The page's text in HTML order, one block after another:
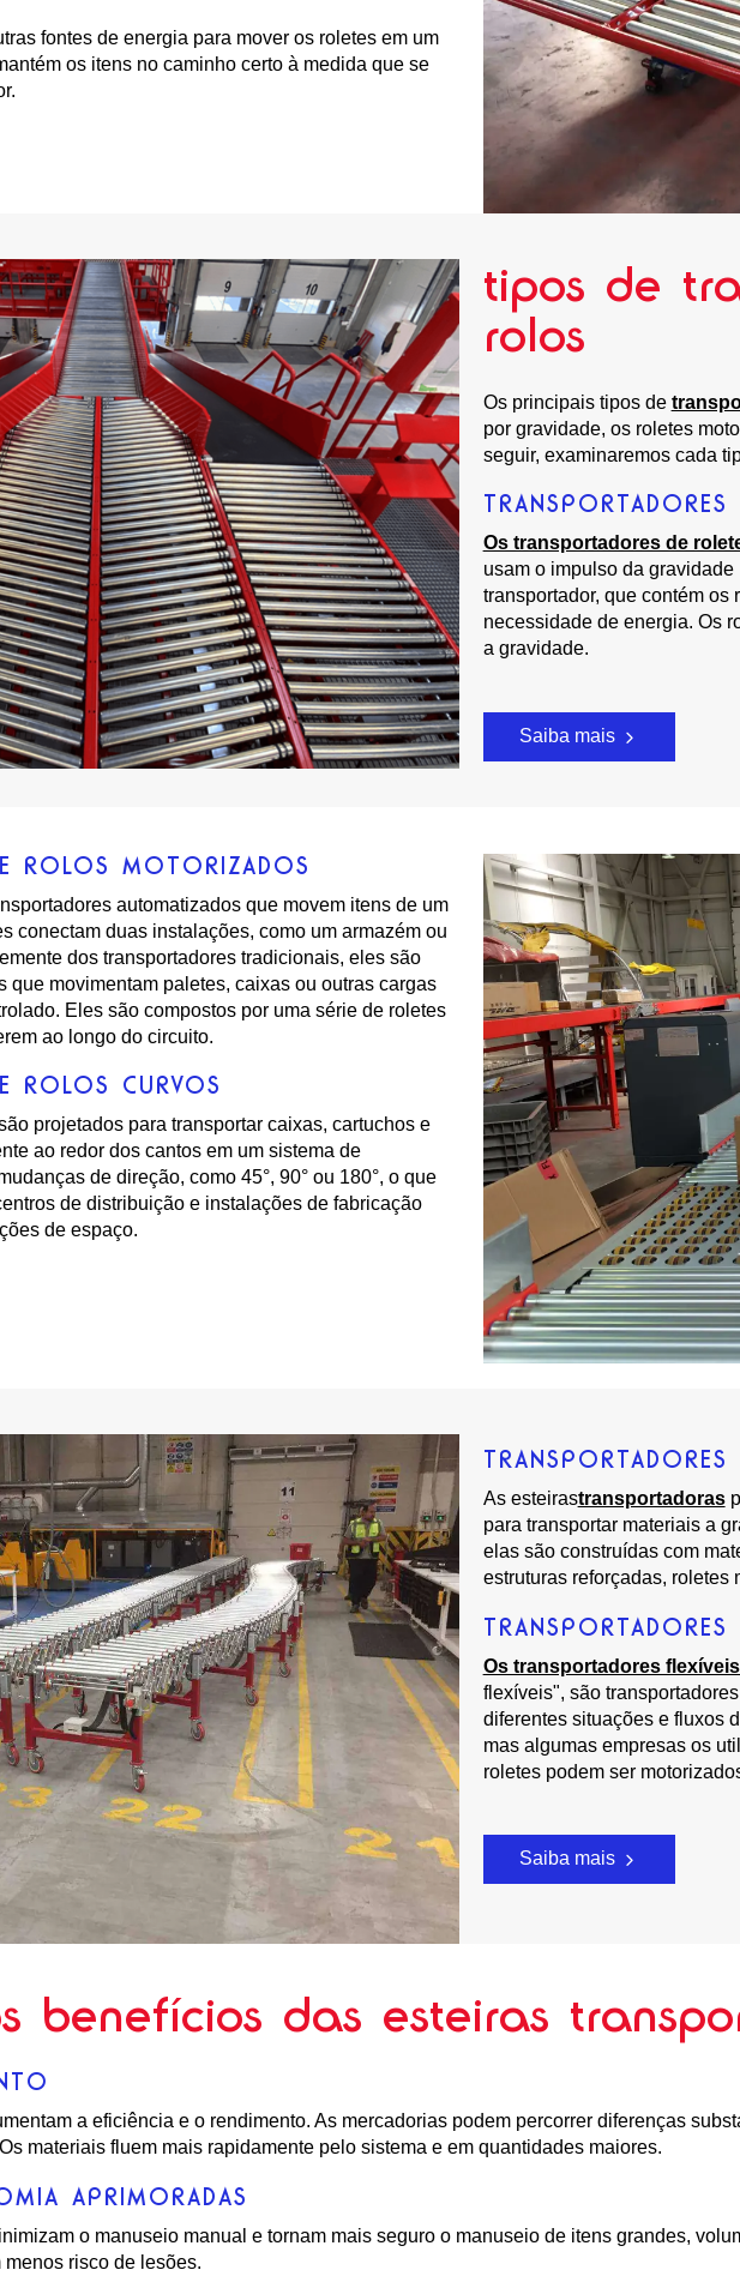
fontes de energia para mover os roletes em um
os itens no caminho certo à medida que se
tipos de
rolos
Os principais tipos de
por gravidade, os roletes
seguir, examinaremos cada
Os transportadores de
usam o impulso da
transportador, que contém
necessidade de energia. Os
a gravidade.
Saiba mais
ROLOS MOTORIZADOS
automatizados que movem itens de um
conectam duas instalações, como um armazém ou
dos transportadores tradicionais, eles são
que movimentam paletes, caixas ou outras cargas
Eles são compostos por uma série de roletes
ao longo do circuito.
ROLOS CURVOS
projetados para transportar caixas, cartuchos e
ao redor dos cantos em um sistema de
de direção, como 45°, 90° ou 180°, o que
de distribuição e instalações de fabricação
de espaço.
As esteirastransportadoras
para transportar materiais a
elas são construídas com
estruturas reforçadas, roletes
Os transportadores
flexíveis", são
diferentes situações e fluxos
mas algumas empresas os
roletes podem ser
Saiba mais
benefícios das esteiras
a eficiência e o rendimento. As mercadorias podem percorrer diferenças
materiais fluem mais rapidamente pelo sistema e em quantidades maiores.
APRIMORADAS
o manuseio manual e tornam mais seguro o manuseio de itens grandes,
risco de lesões.